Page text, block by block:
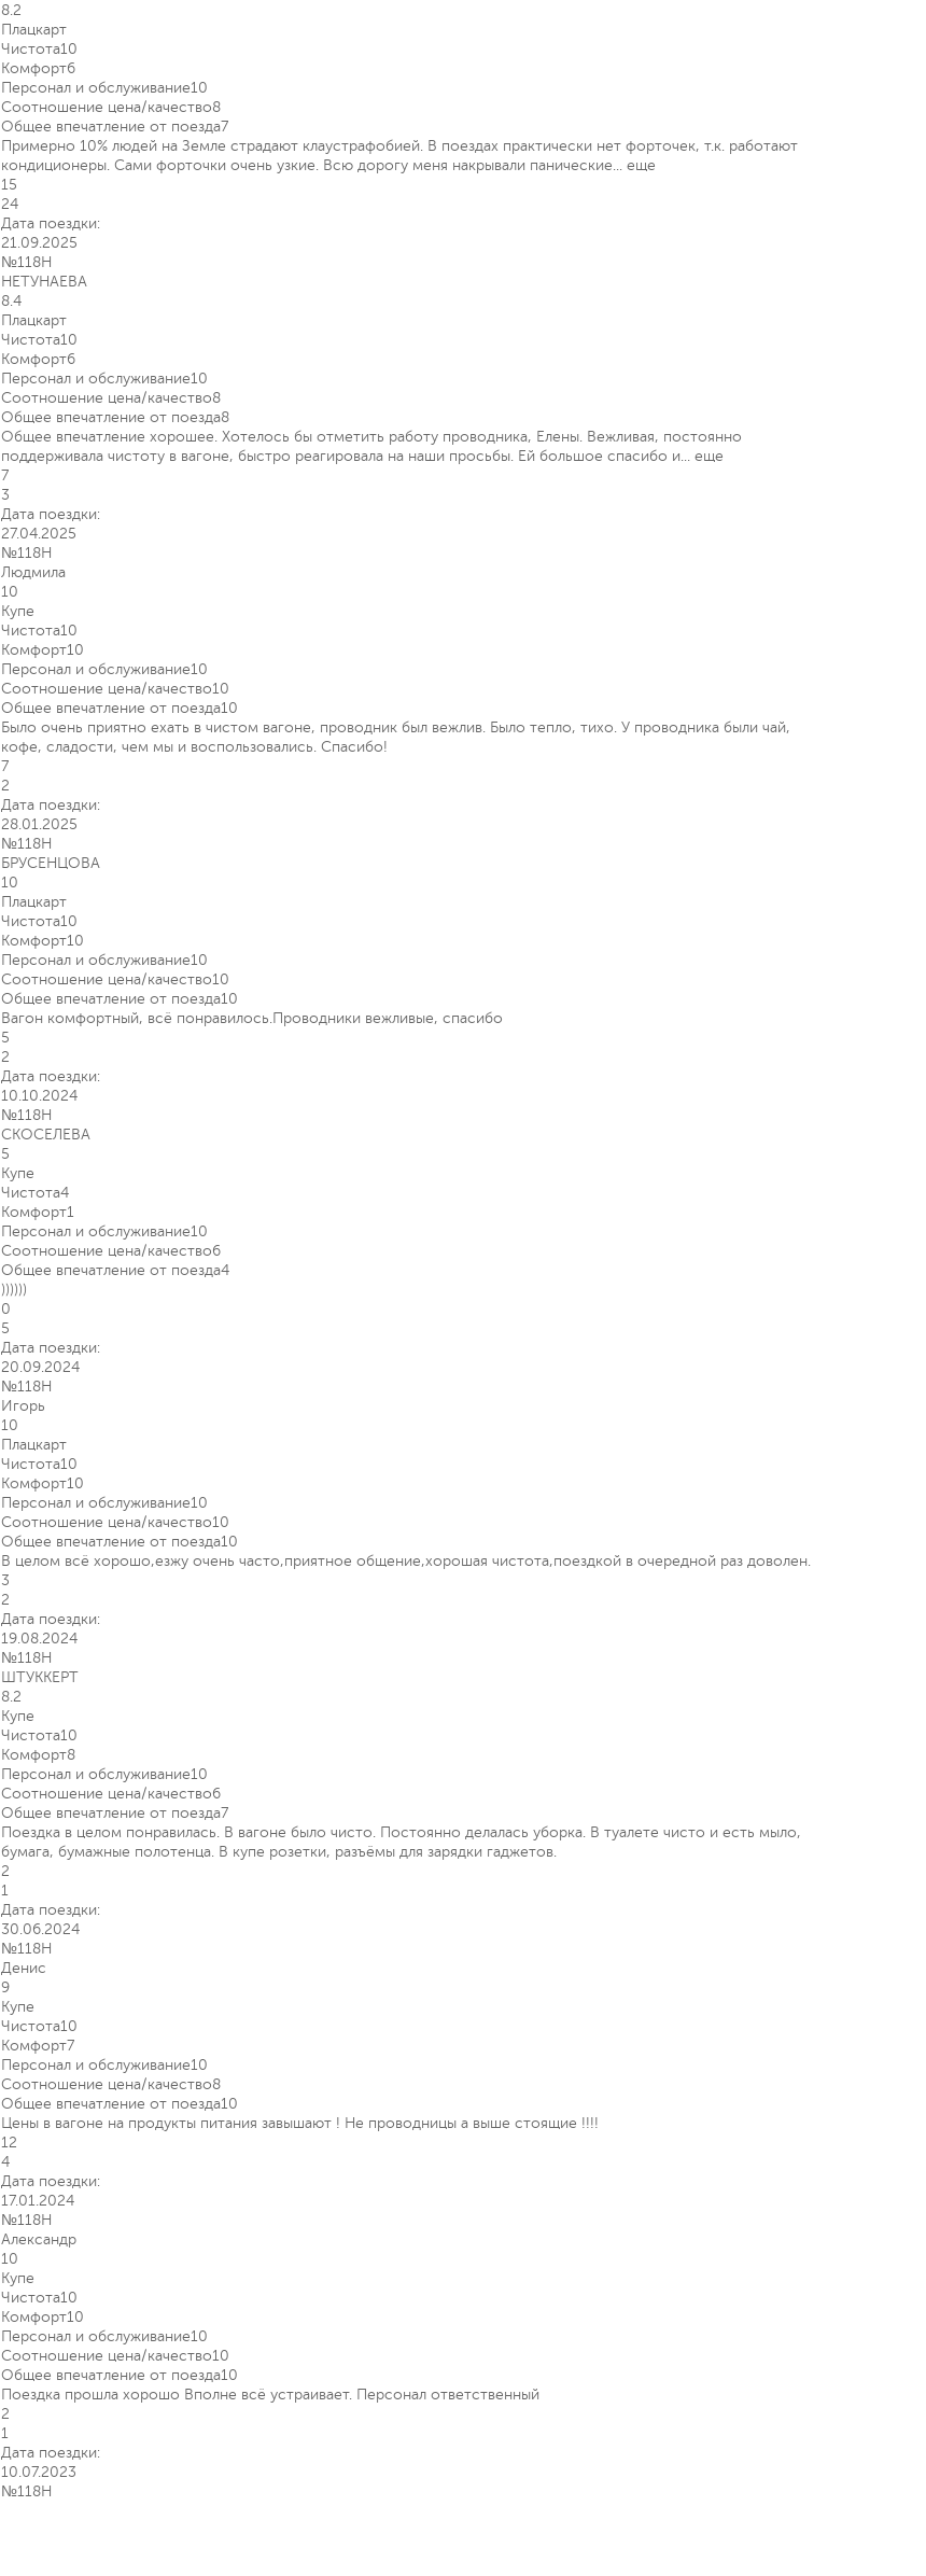
8.2
Плацкарт
Чистота10
Комфорт6
Персонал и обслуживание10
Соотношение цена/качество8
Общее впечатление от поезда7
Примерно 10% людей на Земле страдают клаустрафобией. В поездах практически нет форточек, т.к. работают
кондиционеры. Сами форточки очень узкие. Всю дорогу меня накрывали панические...еще
15
24
Дата поездки:
21.09.2025
№118Н
НЕТУНАЕВА
8.4
Плацкарт
Чистота10
Комфорт6
Персонал и обслуживание10
Соотношение цена/качество8
Общее впечатление от поезда8
Общее впечатление хорошее. Хотелось бы отметить работу проводника, Елены. Вежливая, постоянно
поддерживала чистоту в вагоне, быстро реагировала на наши просьбы. Ей большое спасибо и...еще
7
3
Дата поездки:
27.04.2025
№118Н
Людмила
10
Купе
Чистота10
Комфорт10
Персонал и обслуживание10
Соотношение цена/качество10
Общее впечатление от поезда10
Было очень приятно ехать в чистом вагоне, проводник был вежлив. Было тепло, тихо. У проводника были чай,
кофе, сладости, чем мы и воспользовались. Спасибо!
7
2
Дата поездки:
28.01.2025
№118Н
БРУСЕНЦОВА
10
Плацкарт
Чистота10
Комфорт10
Персонал и обслуживание10
Соотношение цена/качество10
Общее впечатление от поезда10
Вагон комфортный, всё понравилось.Проводники вежливые, спасибо
5
2
Дата поездки:
10.10.2024
№118Н
СКОСЕЛЕВА
5
Купе
Чистота4
Комфорт1
Персонал и обслуживание10
Соотношение цена/качество6
Общее впечатление от поезда4
))))))
0
5
Дата поездки:
20.09.2024
№118Н
Игорь
10
Плацкарт
Чистота10
Комфорт10
Персонал и обслуживание10
Соотношение цена/качество10
Общее впечатление от поезда10
В целом всё хорошо,езжу очень часто,приятное общение,хорошая чистота,поездкой в очередной раз доволен.
3
2
Дата поездки:
19.08.2024
№118Н
ШТУККЕРТ
8.2
Купе
Чистота10
Комфорт8
Персонал и обслуживание10
Соотношение цена/качество6
Общее впечатление от поезда7
Поездка в целом понравилась. В вагоне было чисто. Постоянно делалась уборка. В туалете чисто и есть мыло,
бумага, бумажные полотенца. В купе розетки, разъёмы для зарядки гаджетов.
2
1
Дата поездки:
30.06.2024
№118Н
Денис
9
Купе
Чистота10
Комфорт7
Персонал и обслуживание10
Соотношение цена/качество8
Общее впечатление от поезда10
Цены в вагоне на продукты питания завышают ! Не проводницы а выше стоящие !!!!
12
4
Дата поездки:
17.01.2024
№118Н
Александр
10
Купе
Чистота10
Комфорт10
Персонал и обслуживание10
Соотношение цена/качество10
Общее впечатление от поезда10
Поездка прошла хорошо Вполне всё устраивает. Персонал ответственный
2
1
Дата поездки:
10.07.2023
№118Н